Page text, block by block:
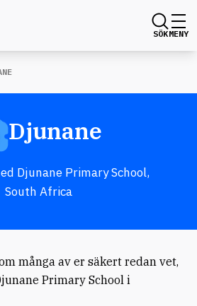
SÖKMENY
Djunane
Djunane Primary School,
South Africa
många av er säkert redan vet,
Primary School i